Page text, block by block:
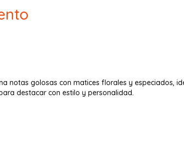
notas golosas con matices florales y especiados,
destacar con estilo y personalidad.